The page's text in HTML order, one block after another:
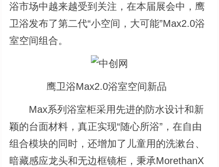
浴市场中越来越受到关注，在本届展会中，鹰
卫浴发布了第二代“小空间，大可能”Max2.0浴
室空间组合。
鹰卫浴Max2.0浴室空间新品
Max系列浴室柜采用先进的防水设计和新
颖的台面材料，真正实现“随心所浴”，在自由
组合模块的同时，还增加了儿童用的洗漱台、
暗藏感应龙头和无边框镜柜，秉承MorethanX